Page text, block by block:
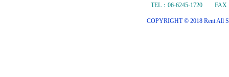
TEL：06-6245-1720 FAX
COPYRIGHT © 2018 Rent All